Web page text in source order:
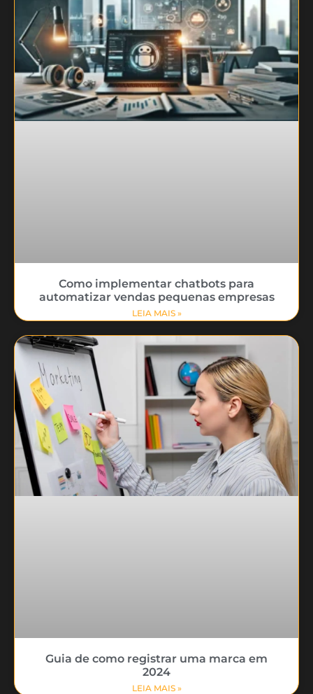
Como implementar chatbots para
automatizar vendas pequenas empresas
LEIA MAIS »
Guia de como registrar uma marca em
2024
LEIA MAIS »